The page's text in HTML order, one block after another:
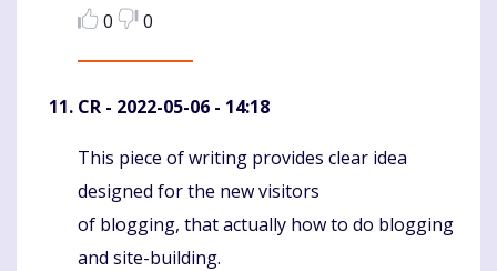
0
0
CR - 2022-05-06 - 14:18
Komentaras
This piece of writing provides clear idea
designed for the new visitors
of blogging, that actually how to do blogging
and site-building.